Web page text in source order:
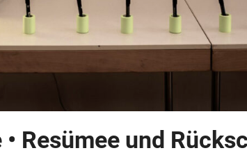
Resümee und